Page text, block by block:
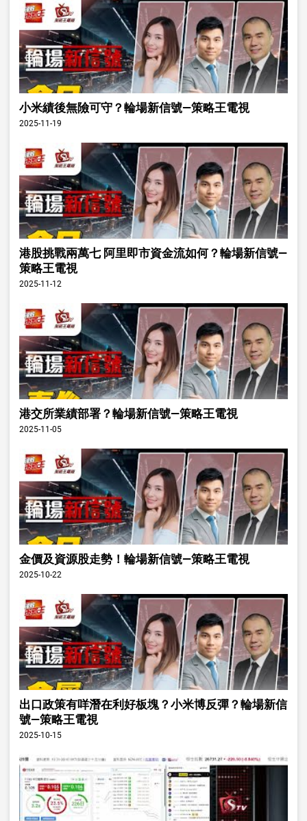
小米績後無險可守？輪場新信號—策略王電視
2025-11-19
港股挑戰兩萬七 阿里即市資金流如何？輪場新信號—
策略王電視
2025-11-12
港交所業績部署？輪場新信號—策略王電視
2025-11-05
金價及資源股走勢！輪場新信號—策略王電視
2025-10-22
出口政策有咩潛在利好板塊？小米博反彈？輪場新信
號—策略王電視
2025-10-15